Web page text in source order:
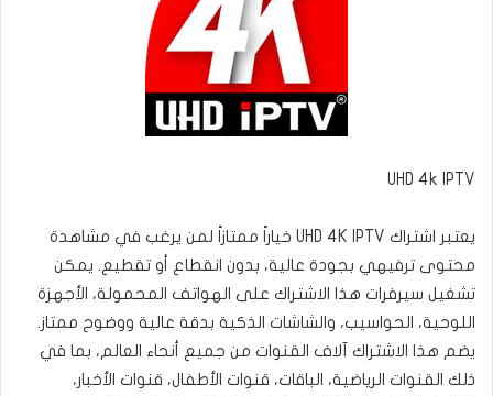
UHD 4k IPTV
يعتبر اشتراك UHD 4K IPTV خياراً ممتازاً لمن يرغب في مشاهدة
محتوى ترفيهي بجودة عالية، بدون انقطاع أو تقطيع. يمكن
تشغيل سيرفرات هذا الاشتراك على الهواتف المحمولة، الأجهزة
اللوحية، الحواسيب، والشاشات الذكية بدقة عالية ووضوح ممتاز.
يضم هذا الاشتراك آلاف القنوات من جميع أنحاء العالم، بما في
ذلك القنوات الرياضية، الباقات، قنوات الأطفال، قنوات الأخبار،